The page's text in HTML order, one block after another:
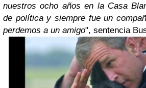
nuestros ocho años en la Casa
de política y siempre fue un
perdemos a un amigo", sentencia